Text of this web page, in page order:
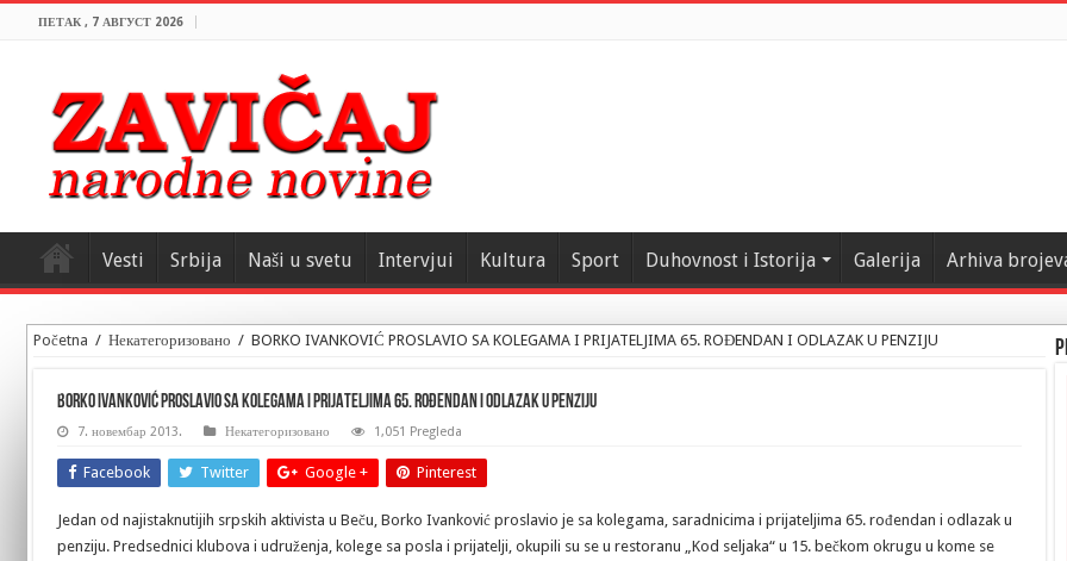
ПЕТАК , 7 АВГУСТ 2026
Vesti Srbija Naši u svetu Intervjui Kultura Sport Duhovnost i Istorija Galerija Arhiva
Početna / Некатегоризовано / BORKO IVANKOVIĆ PROSLAVIO SA KOLEGAMA I PRIJATELJIMA 65. ROĐENDAN I ODLAZAK U PENZIJU
BORKO IVANKOVIĆ PROSLAVIO SA KOLEGAMA I PRIJATELJIMA 65. ROĐENDAN I ODLAZAK U PENZIJU
7. новембар 2013. Некатегоризовано 1,051 Pregleda
Facebook Twitter Google + Pinterest
Jedan od najistaknutijih srpskih aktivista u Beču, Borko Ivanković proslavio je sa kolegama, saradnicima i prijateljima 65. rođendan i odlazak u
penziju. Predsednici klubova i udruženja, kolege sa posla i prijatelji, okupili su se u restoranu „Kod seljaka“ u 15. bečkom okrugu u kome se